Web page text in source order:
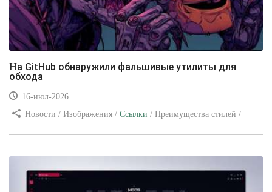
На GitHub обнаружили фальшивые утилиты для
обхода
16-июл-2026
Новости / Изображения / Ссылки / Преимущества стилей /